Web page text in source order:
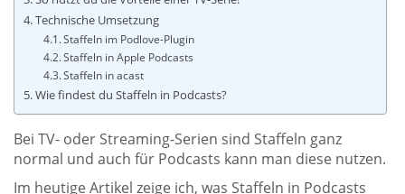
Technische Umsetzung
Staffeln im Podlove-Plugin
Staffeln in Apple Podcasts
Staffeln in acast
Wie findest du Staffeln in Podcasts?
Bei TV- oder Streaming-Serien sind Staffeln ganz
normal und auch für Podcasts kann man diese nutzen.
Im heutige Artikel zeige ich, was Staffeln in Podcasts